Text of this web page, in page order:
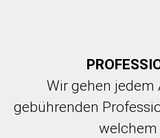
Wir gehen jedem
gebührenden
welchem